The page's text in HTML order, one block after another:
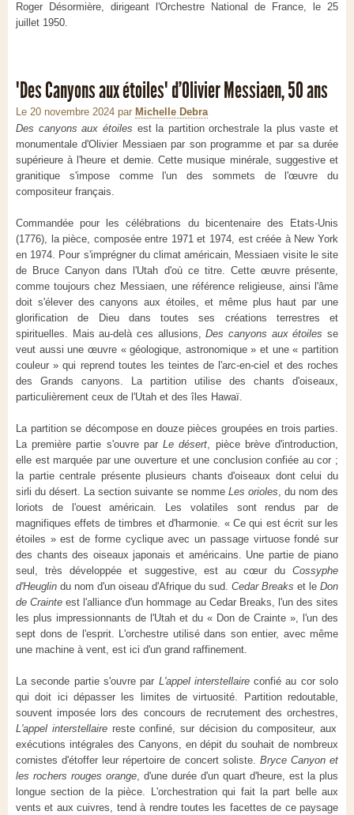
Roger Désormière, dirigeant l'Orchestre National de France, le 25
juillet 1950.
"Des Canyons aux étoiles" d’Olivier Messiaen, 50 ans
Le 20 novembre 2024 par Michelle Debra
Des canyons aux étoiles est la partition orchestrale la plus vaste et
monumentale d'Olivier Messiaen par son programme et par sa durée
supérieure à l'heure et demie. Cette musique minérale, suggestive et
granitique s'impose comme l'un des sommets de l'œuvre du
compositeur français.
Commandée pour les célébrations du bicentenaire des Etats-Unis
(1776), la pièce, composée entre 1971 et 1974, est créée à New York
en 1974. Pour s'imprégner du climat américain, Messiaen visite le site
de Bruce Canyon dans l'Utah d'où ce titre. Cette œuvre présente,
comme toujours chez Messiaen, une référence religieuse, ainsi l'âme
doit s'élever des canyons aux étoiles, et même plus haut par une
glorification de Dieu dans toutes ses créations terrestres et
spirituelles. Mais au-delà ces allusions,Des canyons aux étoiles se
veut aussi une œuvre « géologique, astronomique » et une « partition
couleur » qui reprend toutes les teintes de l'arc-en-ciel et des roches
des Grands canyons. La partition utilise des chants d'oiseaux,
particulièrement ceux de l'Utah et des îles Hawaï.
La partition se décompose en douze pièces groupées en trois parties.
La première partie s'ouvre parLe désert, pièce brève d'introduction,
elle est marquée par une ouverture et une conclusion confiée au cor ;
la partie centrale présente plusieurs chants d'oiseaux dont celui du
sirli du désert. La section suivante se nomme Les orioles, du nom des
loriots de l'ouest américain. Les volatiles sont rendus par de
magnifiques effets de timbres et d'harmonie. « Ce qui est écrit sur les
étoiles » est de forme cyclique avec un passage virtuose fondé sur
des chants des oiseaux japonais et américains. Une partie de piano
seul, très développée et suggestive, est au cœur du Cossyphe
d'Heuglin du nom d'un oiseau d'Afrique du sud. Cedar Breaks et le Don
de Crainte est l'alliance d'un hommage au Cedar Breaks, l'un des sites
les plus impressionnants de l'Utah et du « Don de Crainte », l'un des
sept dons de l'esprit. L'orchestre utilisé dans son entier, avec même
une machine à vent, est ici d'un grand raffinement.
La seconde partie s'ouvre par L'appel interstellaireconfié au cor solo
qui doit ici dépasser les limites de virtuosité. Partition redoutable,
souvent imposée lors des concours de recrutement des orchestres,
L'appel interstellairereste confiné, sur décision du compositeur, aux
exécutions intégrales des Canyons, en dépit du souhait de nombreux
cornistes d'étoffer leur répertoire de concert soliste. Bryce Canyon et
les rochers rouges orange, d'une durée d'un quart d'heure, est la plus
longue section de la pièce. L'orchestration qui fait la part belle aux
vents et aux cuivres, tend à rendre toutes les facettes de ce paysage